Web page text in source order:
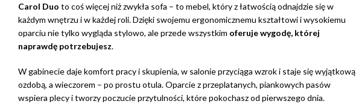
Carol Duo to coś więcej niż zwykła sofa – to mebel, który z łatwością odnajdzie się w
każdym wnętrzu i w każdej roli. Dzięki swojemu ergonomicznemu kształtowi i wysokiemu
oparciu nie tylko wygląda stylowo, ale przede wszystkim oferuje wygodę, której
naprawdę potrzebujesz.
W gabinecie daje komfort pracy i skupienia, w salonie przyciąga wzrok i staje się wyjątkową
ozdobą, a wieczorem – po prostu otula. Oparcie z przeplatanych, piankowych pasów
wspiera plecy i tworzy poczucie przytulności, które pokochasz od pierwszego dnia.